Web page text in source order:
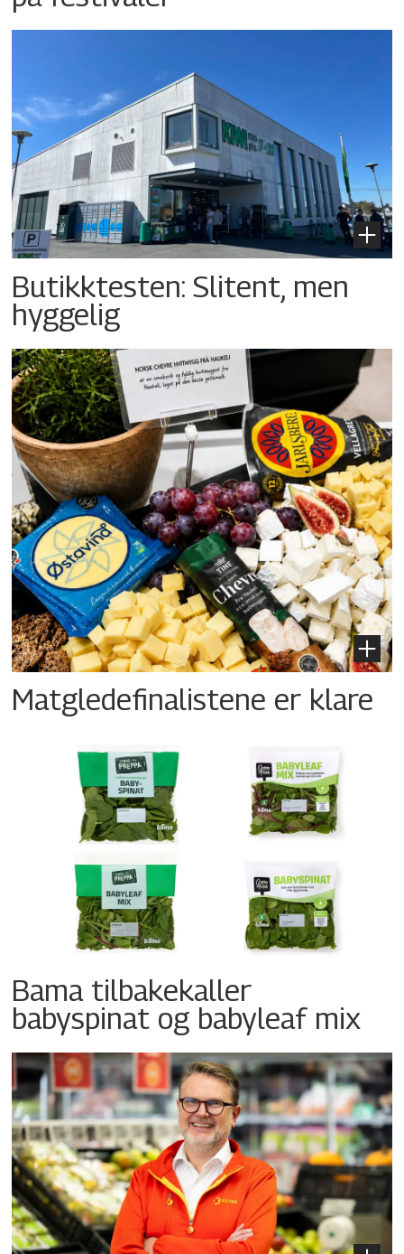
Butikktesten: Slitent, men
hyggelig
Matgledefinalistene er klare
Bama tilbakekaller
babyspinat og babyleaf mix